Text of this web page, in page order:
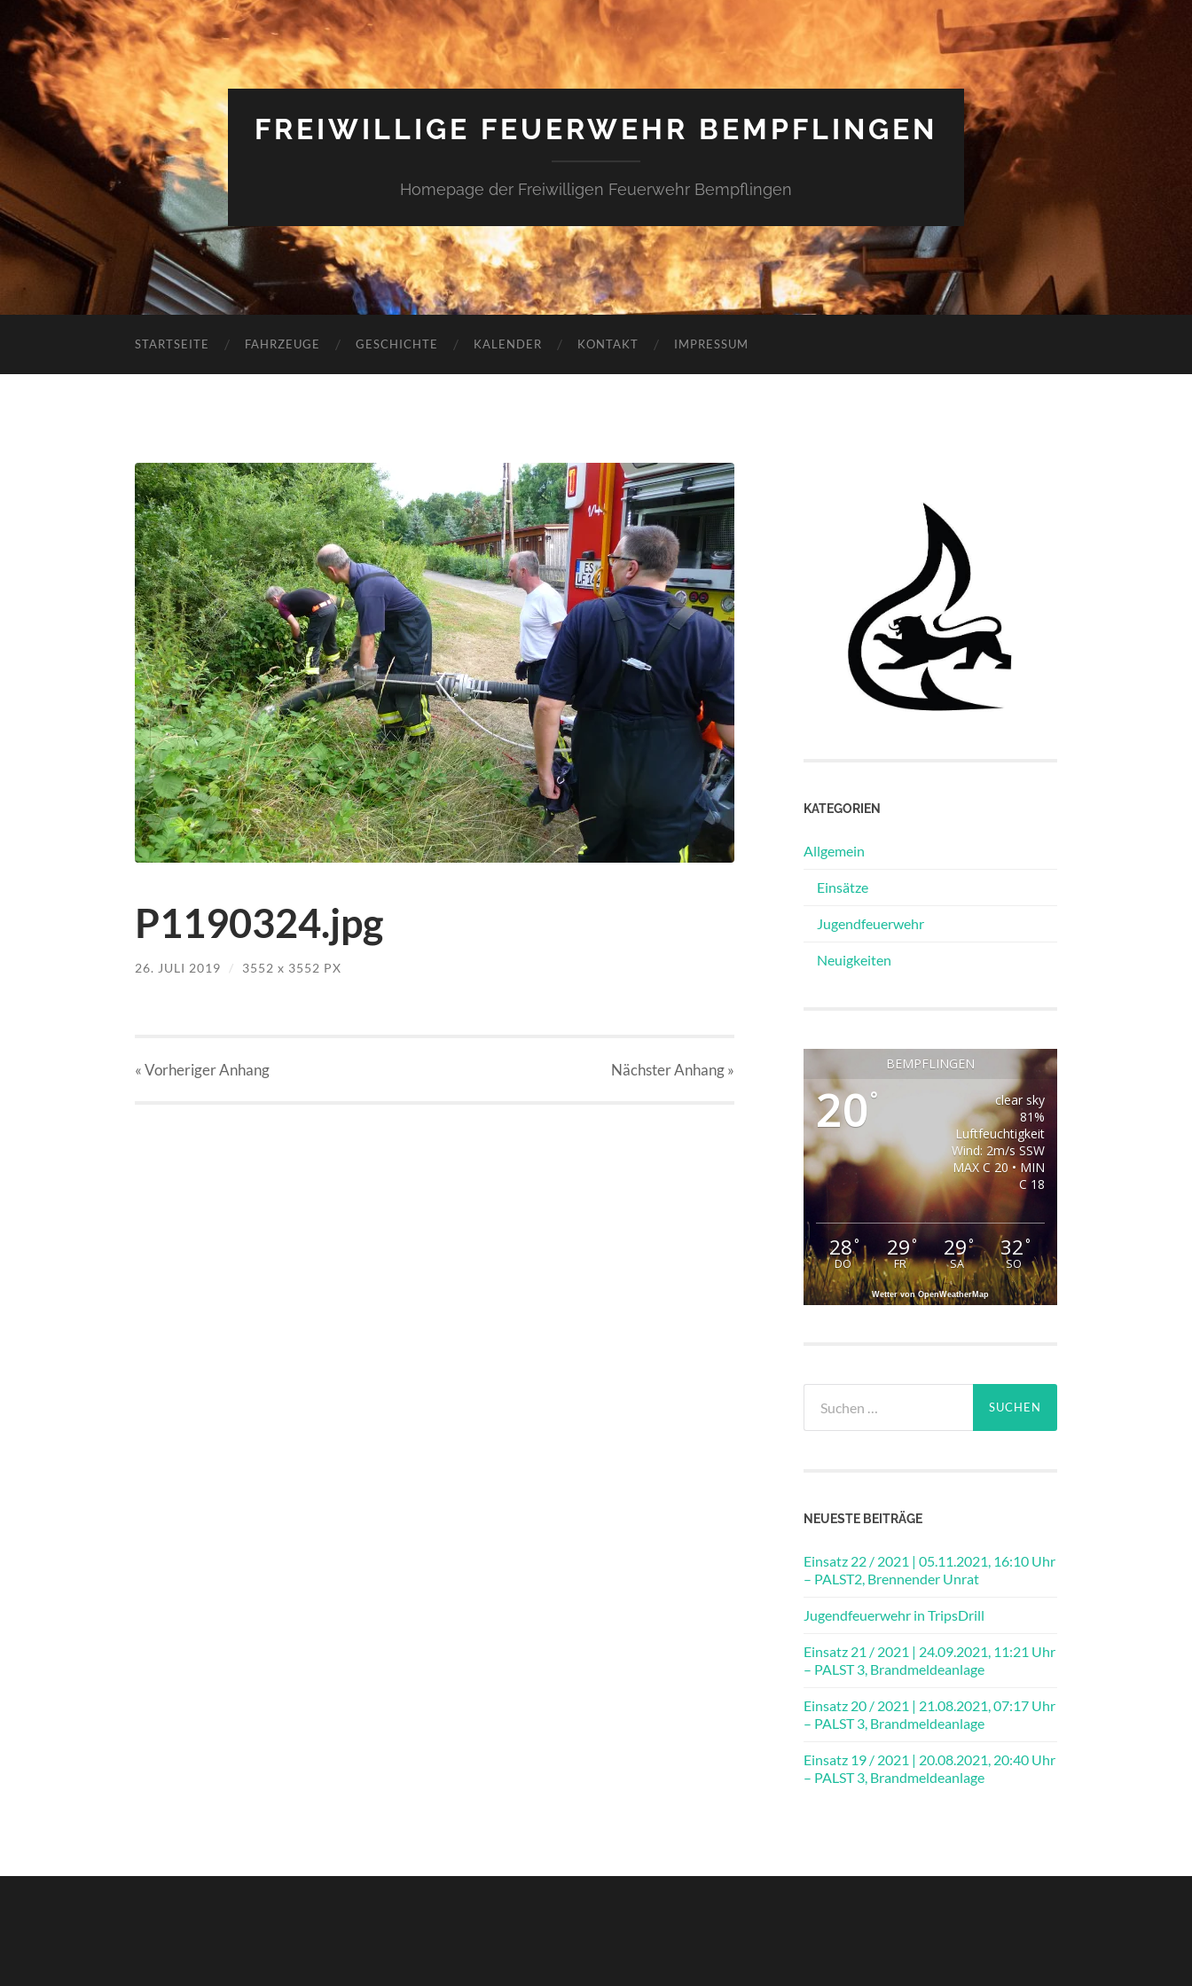
FREIWILLIGE FEUERWEHR BEMPFLINGEN
Homepage der Freiwilligen Feuerwehr Bempflingen
STARTSEITE FAHRZEUGE GESCHICHTE KALENDER KONTAKT IMPRESSUM
P1190324.jpg
26. JULI 2019 / 3552 x 3552 PX
« VorherigerAnhang NächsterAnhang»
KATEGORIEN
Allgemein
Einsätze
Jugendfeuerwehr
Neuigkeiten
BEMPFLINGEN
20°
clear sky
81%
Luftfeuchtigkeit
Wind: 2m/s SSW
MAX C 20 • MIN
C 18
28°
DO
29°
FR
29°
SA
32°
SO
Wetter von OpenWeatherMap
nach:
NEUESTE BEITRÄGE
Einsatz 22 / 2021 | 05.11.2021, 16:10 Uhr
– PALST2, Brennender Unrat
Jugendfeuerwehr in TripsDrill
Einsatz 21 / 2021 | 24.09.2021, 11:21 Uhr
– PALST 3, Brandmeldeanlage
Einsatz 20 / 2021 | 21.08.2021, 07:17 Uhr
– PALST 3, Brandmeldeanlage
Einsatz 19 / 2021 | 20.08.2021, 20:40 Uhr
– PALST 3, Brandmeldeanlage